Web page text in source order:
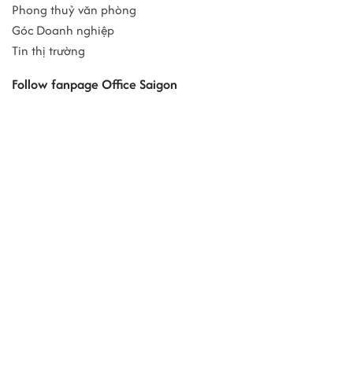
Phong thuỷ văn phòng
Góc Doanh nghiệp
Tin thị trường
Follow fanpage Office Saigon